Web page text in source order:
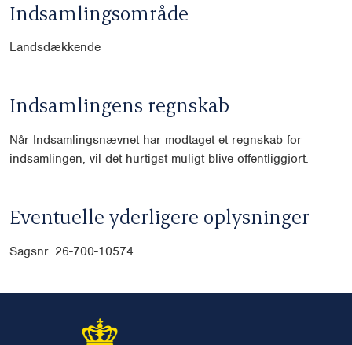
Indsamlingsområde
Landsdækkende
Indsamlingens regnskab
Når Indsamlingsnævnet har modtaget et regnskab for
indsamlingen, vil det hurtigst muligt blive offentliggjort.
Eventuelle yderligere oplysninger
Sagsnr. 26-700-10574